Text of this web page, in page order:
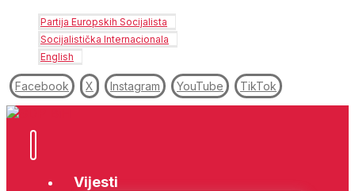
Partija Europskih Socijalista
Socijalistička Internacionala
English
Facebook X Instagram YouTube TikTok
Vijesti